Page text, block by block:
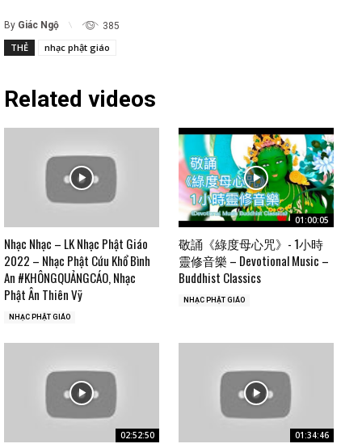
By Giác Ngộ 385
THẺ nhạc phật giáo
Related videos
Nhạc Nhạc – LK Nhạc Phật Giáo
2022 – Nhạc Phật Cứu Khổ Bình
An #KHÔNGQUẢNGCÁO, Nhạc
Phật Ân Thiên Vỹ
NHẠC PHẬT GIÁO
01:00:05
敬誦《綠度母心咒》- 1小時
靈修音樂 – Devotional Music –
Buddhist Classics
NHẠC PHẬT GIÁO
02:52:50 01:34:46